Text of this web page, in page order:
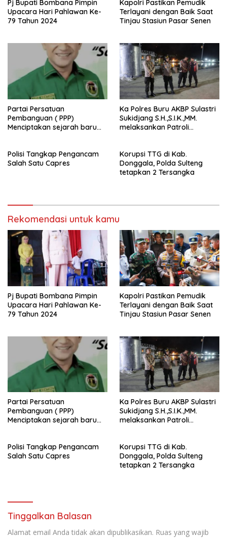
Pj Bupati Bombana Pimpin
Upacara Hari Pahlawan Ke-
79 Tahun 2024
Kapolri Pastikan Pemudik
Terlayani dengan Baik Saat
Tinjau Stasiun Pasar Senen
Partai Persatuan
Pembanguan ( PPP)
Menciptakan sejarah baru
Buru (Namlea).
Ka Polres Buru AKBP Sulastri
Sukidjang S.H.,S.I.K.,MM.
melaksankan Patroli
Polisi Tangkap Pengancam
Salah Satu Capres
Korupsi TTG di Kab.
Donggala, Polda Sulteng
tetapkan 2 Tersangka
Rekomendasi untuk kamu
Pj Bupati Bombana Pimpin
Upacara Hari Pahlawan Ke-
79 Tahun 2024
Kapolri Pastikan Pemudik
Terlayani dengan Baik Saat
Tinjau Stasiun Pasar Senen
Partai Persatuan
Pembanguan ( PPP)
Menciptakan sejarah baru
Buru (Namlea).
Ka Polres Buru AKBP Sulastri
Sukidjang S.H.,S.I.K.,MM.
melaksankan Patroli
Polisi Tangkap Pengancam
Salah Satu Capres
Korupsi TTG di Kab.
Donggala, Polda Sulteng
tetapkan 2 Tersangka
Tinggalkan Balasan
Alamat email Anda tidak akan dipublikasikan. Ruas yang wajib